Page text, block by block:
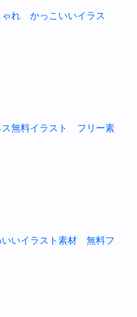
れ かっこいいイラス
無料イラスト フリー素
いイラスト素材 無料フ